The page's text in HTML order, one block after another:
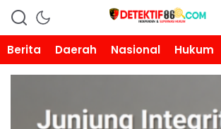
DETEKTIF86.COM
Berita
Daerah Nasional Hukum